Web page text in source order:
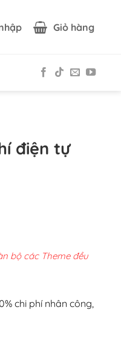
Giỏ hàng
điện tự
bộ các Theme đều
chi phí nhân công,